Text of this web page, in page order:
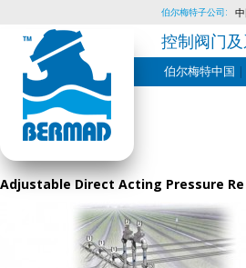
Skip
content
伯尔梅特子公司:
控制阀门
伯尔梅特中国
Adjustable Direct Acting Pressure Re